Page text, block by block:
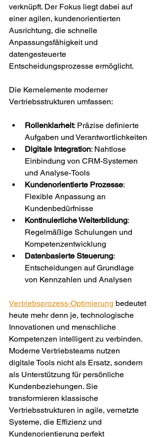
verknüpft. Der Fokus liegt dabei auf
einer agilen, kundenorientierten
Ausrichtung, die schnelle
Anpassungsfähigkeit und
datengesteuerte
Entscheidungsprozesse ermöglicht.
Die Kernelemente moderner
Vertriebsstrukturen umfassen:
Rollenklarheit: Präzise definierte
Aufgaben und Verantwortlichkeiten
Digitale Integration: Nahtlose
Einbindung von CRM-Systemen
und Analyse-Tools
Kundenorientierte Prozesse:
Flexible Anpassung an
Kundenbedürfnisse
Kontinuierliche Weiterbildung:
Regelmäßige Schulungen und
Kompetenzentwicklung
Datenbasierte Steuerung:
Entscheidungen auf Grundlage
von Kennzahlen und Analysen
Vertriebsprozess-Optimierung bedeutet
heute mehr denn je, technologische
Innovationen und menschliche
Kompetenzen intelligent zu verbinden.
Moderne Vertriebsteams nutzen
digitale Tools nicht als Ersatz, sondern
als Unterstützung für persönliche
Kundenbeziehungen. Sie
transformieren klassische
Vertriebsstrukturen in agile, vernetzte
Systeme, die Effizienz und
Kundenorientierung perfekt